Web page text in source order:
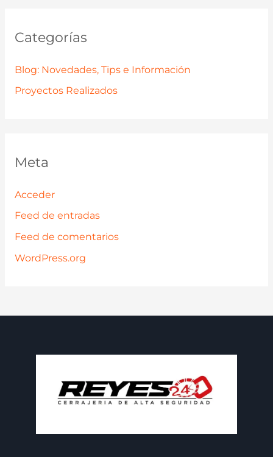
Categorías
Blog: Novedades, Tips e Información
Proyectos Realizados
Meta
Acceder
Feed de entradas
Feed de comentarios
WordPress.org